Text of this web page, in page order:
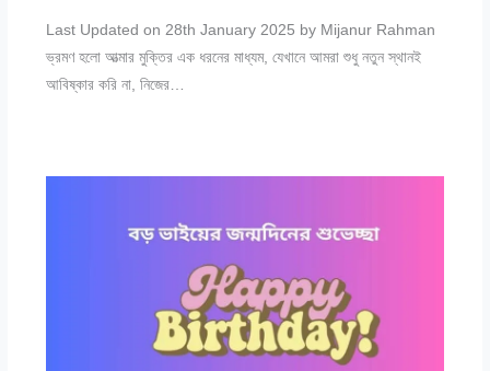
Last Updated on 28th January 2025 by Mijanur Rahman
ভ্রমণ হলো আত্মার মুক্তির এক ধরনের মাধ্যম, যেখানে আমরা শুধু নতুন স্থানই
আবিষ্কার করি না, নিজের…